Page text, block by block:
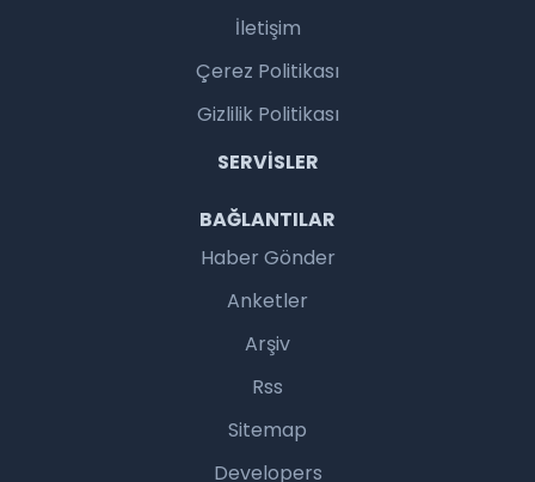
İletişim
Çerez Politikası
Gizlilik Politikası
SERVISLER
BAĞLANTILAR
Haber Gönder
Anketler
Arşiv
Rss
Sitemap
Developers